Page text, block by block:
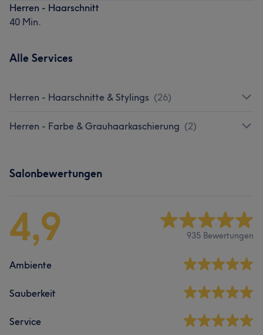
Herren - Haarschnitt
40 Min.
Alle Services
Herren - Haarschnitte & Stylings (26)
Herren - Farbe & Grauhaarkaschierung (2)
Salonbewertungen
4,9 935 Bewertungen
Ambiente
Sauberkeit
Service